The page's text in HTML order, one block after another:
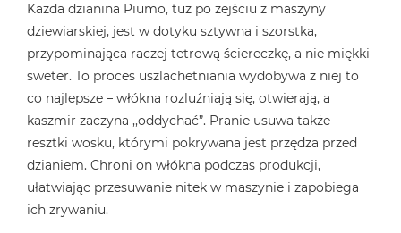
Każda dzianina Piumo, tuż po zejściu z maszyny
dziewiarskiej, jest w dotyku sztywna i szorstka,
przypominająca raczej tetrową ściereczkę, a nie miękki
sweter. To proces uszlachetniania wydobywa z niej to
co najlepsze – włókna rozluźniają się, otwierają, a
kaszmir zaczyna ,,oddychać”. Pranie usuwa także
resztki wosku, którymi pokrywana jest przędza przed
dzianiem. Chroni on włókna podczas produkcji,
ułatwiając przesuwanie nitek w maszynie i zapobiega
ich zrywaniu.